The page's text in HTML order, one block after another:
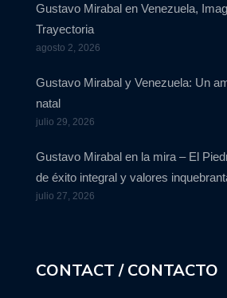
Gustavo Mirabal en Venezuela,
Trayectoria
agosto 2, 2026
Gustavo Mirabal y Venezuela: Un
natal
julio 29, 2026
Gustavo Mirabal en la mira – El
de éxito integral y valores
julio 27, 2026
CONTACT / CONTACTO